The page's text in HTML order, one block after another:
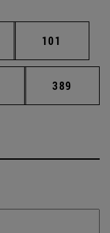
intermedias
Página
101
Páginas intermedias
Página
389